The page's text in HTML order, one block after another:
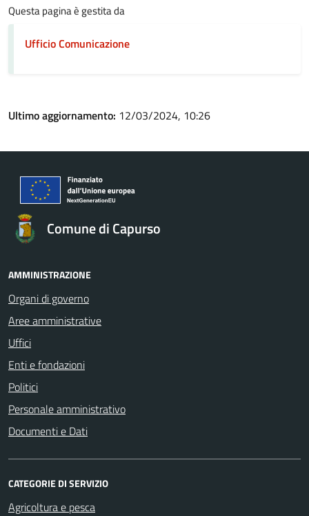
Questa pagina è gestita da
Ufficio Comunicazione
Ultimo aggiornamento: 12/03/2024, 10:26
Comune di Capurso
AMMINISTRAZIONE
Organi di governo
Aree amministrative
Uffici
Enti e fondazioni
Politici
Personale amministrativo
Documenti e Dati
CATEGORIE DI SERVIZIO
Agricoltura e pesca